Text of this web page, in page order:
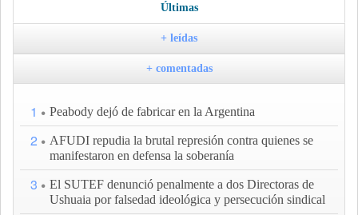
Últimas
+ leídas
+ comentadas
1 Peabody dejó de fabricar en la Argentina
2
AFUDI repudia la brutal represión contra quienes se
manifestaron en defensa la soberanía
3
El SUTEF denunció penalmente a dos Directoras de
Ushuaia por falsedad ideológica y persecución sindical